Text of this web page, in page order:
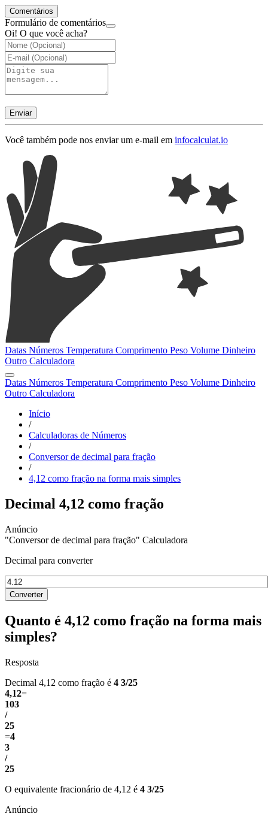
Comentários
Formulário de comentários
Oi! O que você acha?
Enviar
Você também pode nos enviar um e-mail em infocalculat.io
Datas Números Temperatura Comprimento Peso Volume Dinheiro
Outro Calculadora
Datas Números Temperatura Comprimento Peso Volume Dinheiro
Outro Calculadora
Início
/
Calculadoras de Números
/
Conversor de decimal para fração
/
4,12 como fração na forma mais simples
Decimal 4,12 como fração
"Conversor de decimal para fração" Calculadora
Decimal para converter
Converter
Quanto é 4,12 como fração na forma mais
simples?
Resposta
Decimal 4,12 como fração é 4 3/25
4,12=
103
/
25
=4
3
/
25
O equivalente fracionário de 4,12 é 4 3/25